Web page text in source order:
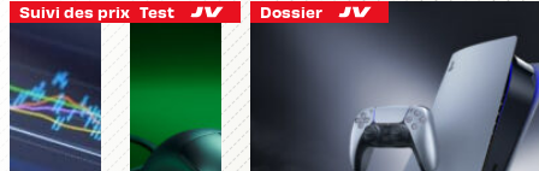
que
l’on
(ne)
sait
Suivi des prix Test Dossier